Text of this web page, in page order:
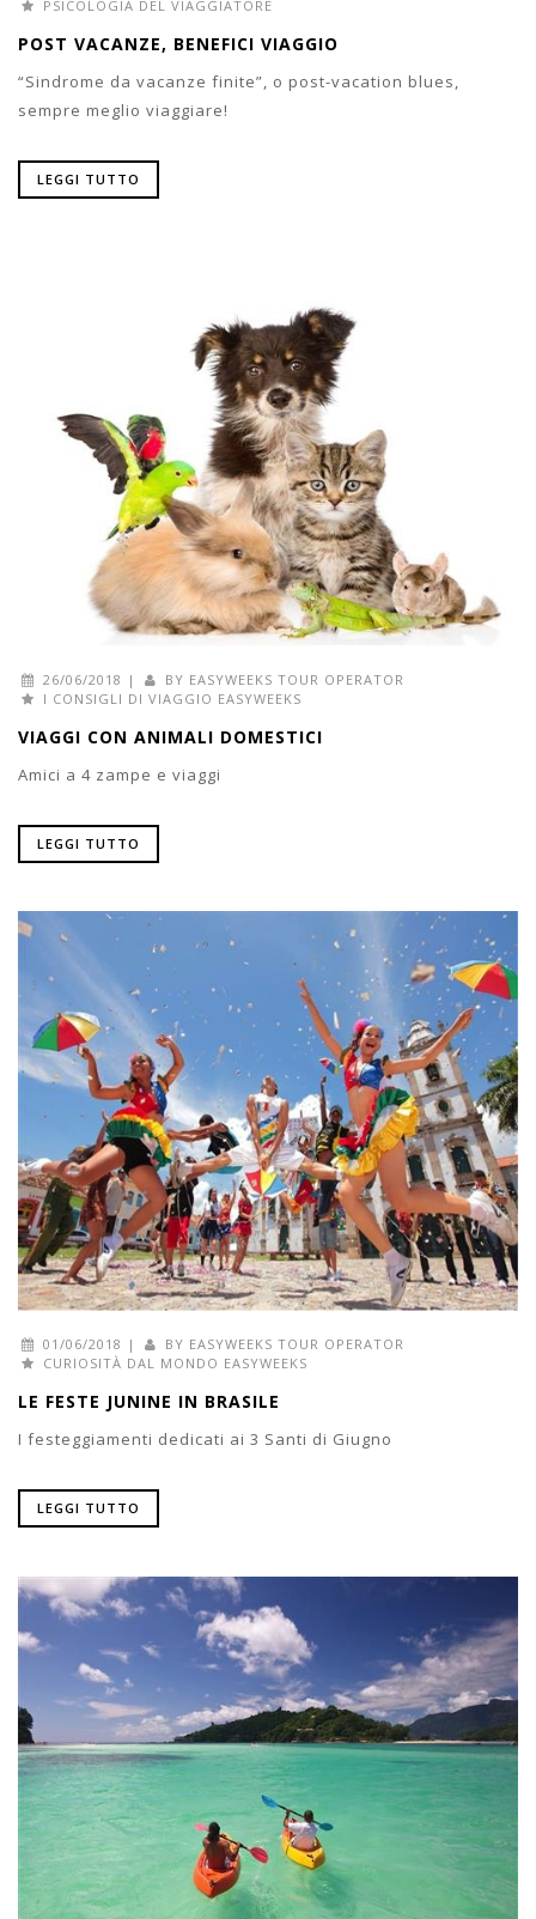
PSICOLOGIA DEL VIAGGIATORE
POST VACANZE, BENEFICI VIAGGIO
“Sindrome da vacanze finite”, o post-vacation blues,
sempre meglio viaggiare!
LEGGI TUTTO
26/06/2018 | BY EASYWEEKS TOUR OPERATOR
I CONSIGLI DI VIAGGIO EASYWEEKS
VIAGGI CON ANIMALI DOMESTICI
Amici a 4 zampe e viaggi
LEGGI TUTTO
01/06/2018 | BY EASYWEEKS TOUR OPERATOR
CURIOSITÀ DAL MONDO EASYWEEKS
LE FESTE JUNINE IN BRASILE
I festeggiamenti dedicati ai 3 Santi di Giugno
LEGGI TUTTO